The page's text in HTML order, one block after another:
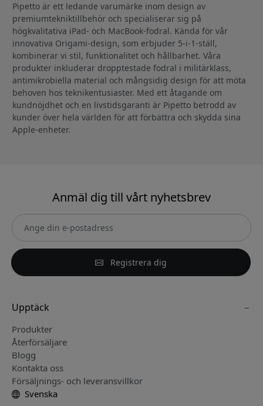
Pipetto är ett ledande varumärke inom design av
premiumtekniktillbehör och specialiserar sig på
högkvalitativa iPad- och MacBook-fodral. Kända för vår
innovativa Origami-design, som erbjuder 5-i-1-ställ,
kombinerar vi stil, funktionalitet och hållbarhet. Våra
produkter inkluderar dropptestade fodral i militärklass,
antimikrobiella material och mångsidig design för att möta
behoven hos teknikentusiaster. Med ett åtagande om
kundnöjdhet och en livstidsgaranti är Pipetto betrodd av
kunder över hela världen för att förbättra och skydda sina
Apple-enheter.
Anmäl dig till vårt nyhetsbrev
Registrera dig
Upptäck
Produkter
Återförsäljare
Blogg
Kontakta oss
Försäljnings- och leveransvillkor
Svenska